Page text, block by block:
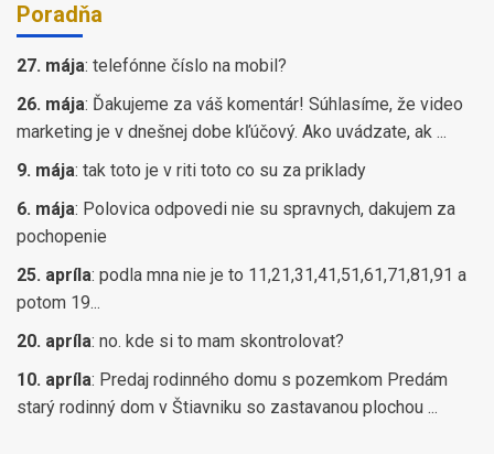
Poradňa
27. mája: telefónne číslo na mobil?
26. mája: Ďakujeme za váš komentár! Súhlasíme, že video
marketing je v dnešnej dobe kľúčový. Ako uvádzate, ak ...
9. mája: tak toto je v riti toto co su za priklady
6. mája: Polovica odpovedi nie su spravnych, dakujem za
pochopenie
25. apríla: podla mna nie je to 11,21,31,41,51,61,71,81,91 a
potom 19...
20. apríla: no. kde si to mam skontrolovat?
10. apríla: Predaj rodinného domu s pozemkom Predám
starý rodinný dom v Štiavniku so zastavanou plochou ...